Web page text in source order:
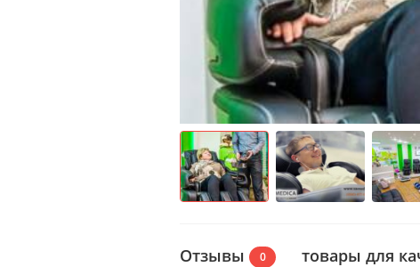
Отзывы 0 товары для